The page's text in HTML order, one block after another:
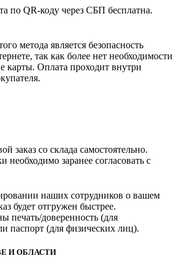
по QR-коду через СБП бесплатна.
метода является безопасность
так как более нет необходимости
карты. Оплата проходит внутри
заказ со склада самостоятельно.
необходимо заранее согласовать с
наших сотрудников о вашем
будет отгружен быстрее.
печать/доверенность (для
паспорт (для физических лиц).
И ОБЛАСТИ